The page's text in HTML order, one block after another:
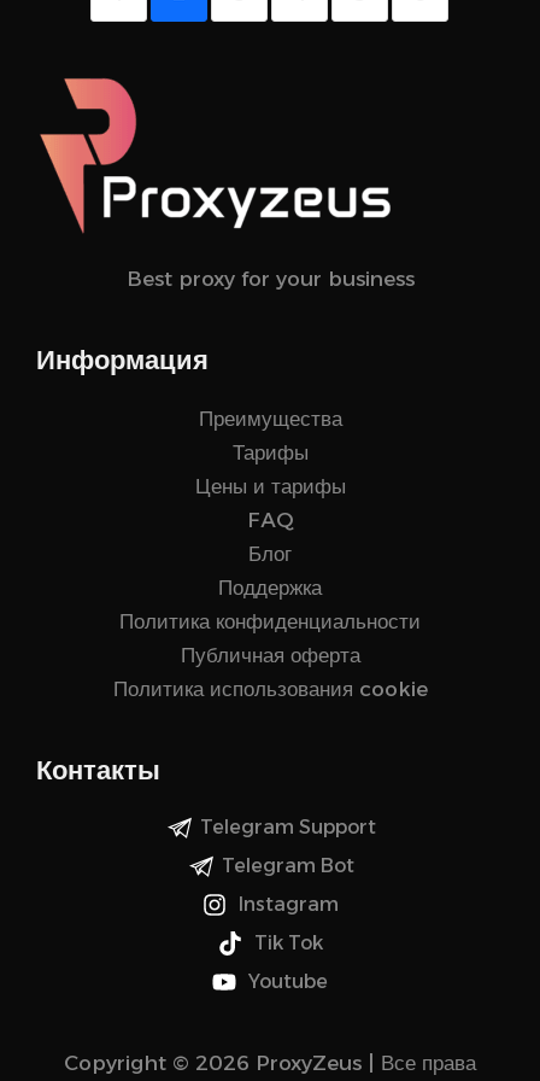
Best proxy for your business
Информация
Преимущества
Тарифы
Цены и тарифы
FAQ
Блог
Поддержка
Политика конфиденциальности
Публичная оферта
Политика использования cookie
Контакты
Telegram Support
Telegram Bot
Instagram
Tik Tok
Youtube
Copyright © 2026 ProxyZeus | Все права